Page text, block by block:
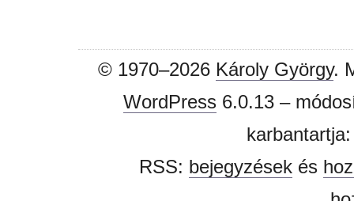
© 1970–2026 Károly György.
WordPress6.0.13 –
RSS: bejegyzésekés